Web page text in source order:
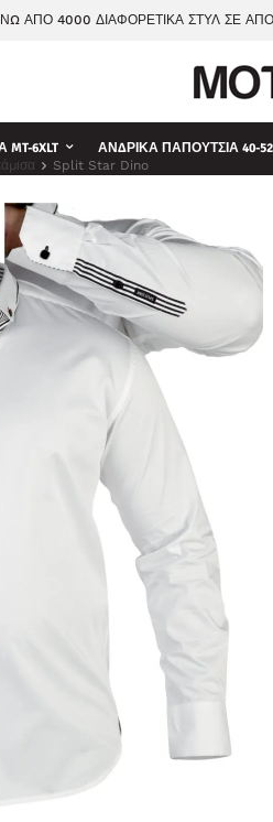
ΑΠΟ 4000 ΔΙΑΦΟΡΕΤΙΚΑ ΣΤΥΛ ΣΕ
6XLT ΑΝΔΡΙΚΆ ΠΑΠΟΎΤΣΙΑ 40-52
Split Star Dino